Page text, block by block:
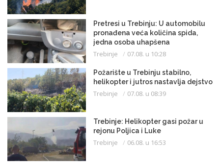
Pretresi u Trebinju: U automobilu
pronađena veća količina spida,
jedna osoba uhapšena
Trebinje 07.08. u 10:28
Požarište u Trebinju stabilno,
helikopter i jutros nastavlja dejstvo
Trebinje 07.08. u 08:39
Trebinje: Helikopter gasi požar u
rejonu Poljica i Luke
Trebinje 06.08. u 16:53